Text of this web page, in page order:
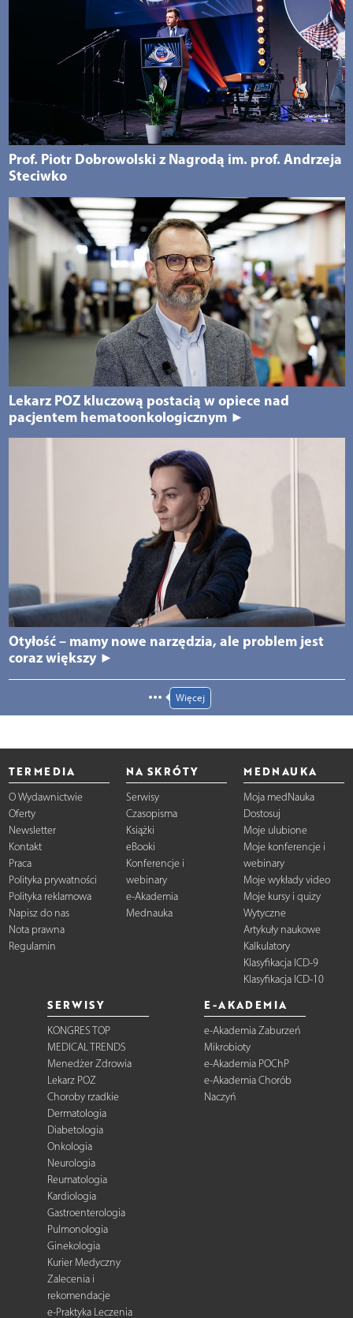
Prof. Piotr Dobrowolski z Nagrodą im. prof. Andrzeja
Steciwko
Lekarz POZ kluczową postacią w opiece nad
pacjentem hematoonkologicznym ►
Otyłość – mamy nowe narzędzia, ale problem jest
coraz większy ►
Więcej
TERMEDIA
O Wydawnictwie
Oferty
Newsletter
Kontakt
Praca
Polityka prywatności
Polityka reklamowa
Napisz do nas
Nota prawna
Regulamin
NA SKRÓTY
Serwisy
Czasopisma
Książki
eBooki
Konferencje i
webinary
e-Akademia
Mednauka
MEDNAUKA
Moja medNauka
Dostosuj
Moje ulubione
Moje konferencje i
webinary
Moje wykłady video
Moje kursy i quizy
Wytyczne
Artykuły naukowe
Kalkulatory
Klasyfikacja ICD-9
Klasyfikacja ICD-10
SERWISY
KONGRES TOP
MEDICAL TRENDS
Menedżer Zdrowia
Lekarz POZ
Choroby rzadkie
Dermatologia
Diabetologia
Onkologia
Neurologia
Reumatologia
Kardiologia
Gastroenterologia
Pulmonologia
Ginekologia
Kurier Medyczny
Zalecenia i
rekomendacje
e-Praktyka Leczenia
E-AKADEMIA
e-Akademia Zaburzeń
Mikrobioty
e-Akademia POChP
e-Akademia Chorób
Naczyń